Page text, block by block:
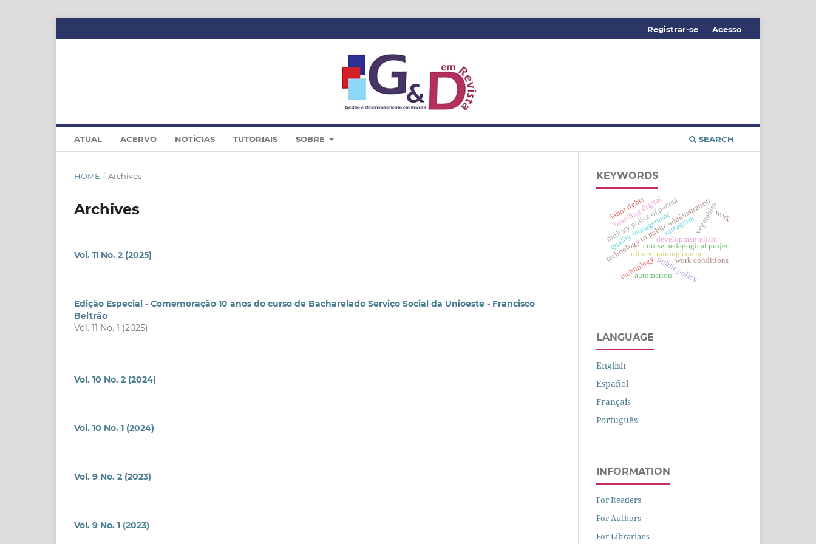
ATUAL ACERVO NOTÍCIAS TUTORIAIS SOBRE SEARCH
Registrar-se Acesso
HOME / Archives
Archives
Vol. 11 No. 2 (2025)
Edição Especial - Comemoração 10 anos do curso de Bacharelado Serviço Social da Unioeste - Francisco
Beltrão
Vol. 11 No. 1 (2025)
Vol. 10 No. 2 (2024)
Vol. 10 No. 1 (2024)
Vol. 9 No. 2 (2023)
Vol. 9 No. 1 (2023)
KEYWORDS
military police of paraná
officer training course
course pedagogical project
technology in public administration
developmentalism
vegetables
quality management
branding digitalinstagram
work conditions
public policy
technology
work
automation
labor rights
LANGUAGE
English
Español
Français
Português
INFORMATION
For Readers
For Authors
For Librarians